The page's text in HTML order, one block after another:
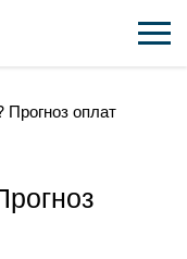
Прогноз оплат